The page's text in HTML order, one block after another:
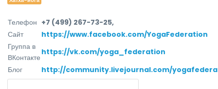
Телефон +7 (499) 267-73-25,
Сайт
https://www.facebook.com/YogaFederation
Группа в
ВКонтакте
https://vk.com/yoga_federation
Блог
http://community.livejournal.com/